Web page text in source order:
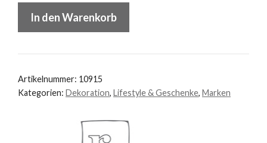
Räder
In den Warenkorb
Artikelnummer: 10915
Kategorien: Dekoration, Lifestyle & Geschenke, Marken